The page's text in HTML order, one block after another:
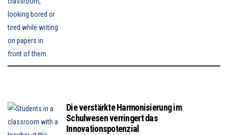
Die verstärkte Harmonisierung im
Schulwesen verringert das
Innovationspotenzial